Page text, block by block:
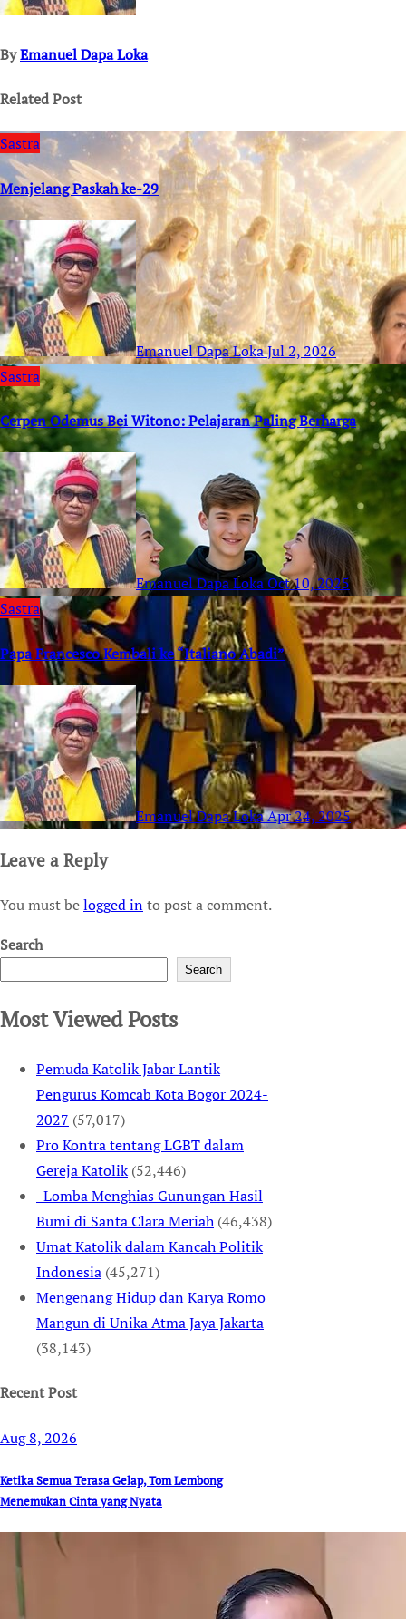
ByEmanuel Dapa Loka
Related Post
Sastra
Menjelang Paskah ke-29
Emanuel Dapa LokaJul 2, 2026
Sastra
Cerpen Odemus Bei Witono: Pelajaran Paling Berharga
Emanuel Dapa LokaOct 10, 2025
Sastra
Papa Francesco Kembali ke “Italiano Abadi”
Emanuel Dapa LokaApr 24, 2025
Leave a Reply
You must belogged into post a comment.
Search
Search
Most Viewed Posts
Pemuda Katolik Jabar Lantik
Pengurus Komcab Kota Bogor 2024-
2027 (57,017)
Pro Kontra tentang LGBT dalam
Gereja Katolik (52,446)
Lomba Menghias Gunungan Hasil
Bumi di Santa Clara Meriah (46,438)
Umat Katolik dalam Kancah Politik
Indonesia (45,271)
Mengenang Hidup dan Karya Romo
Mangun di Unika Atma Jaya Jakarta
(38,143)
Recent Post
Aug 8, 2026
Ketika Semua Terasa Gelap, Tom Lembong
Menemukan Cinta yang Nyata